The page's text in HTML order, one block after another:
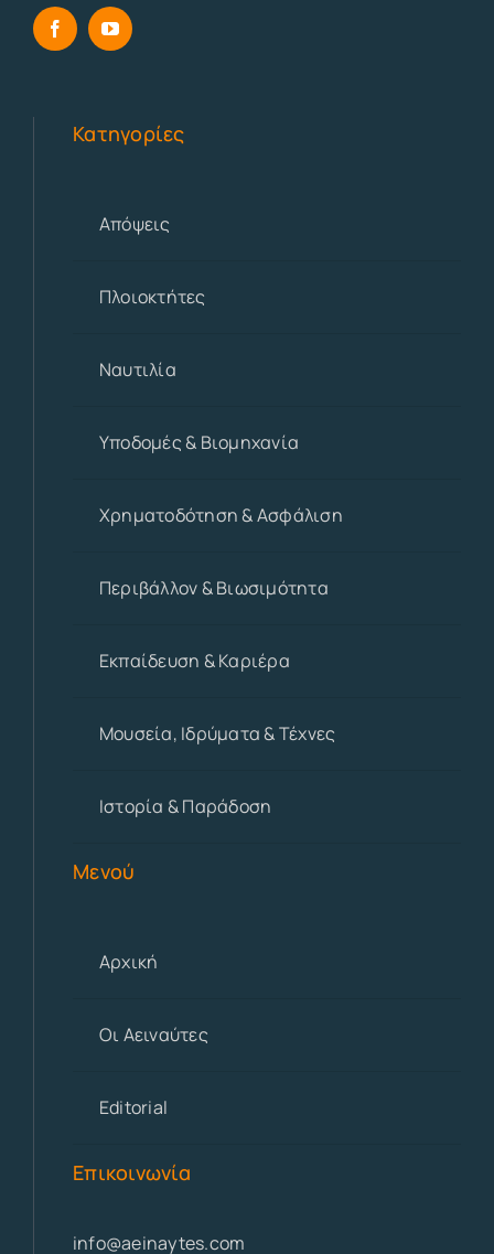
Κατηγορίες
Απόψεις
Πλοιοκτήτες
Ναυτιλία
Υποδομές & Βιομηχανία
Χρηματοδότηση & Ασφάλιση
Περιβάλλον & Βιωσιμότητα
Εκπαίδευση & Καριέρα
Μουσεία, Ιδρύματα & Τέχνες
Ιστορία & Παράδοση
Μενού
Αρχική
Οι Αειναύτες
Editorial
Επικοινωνία
info@aeinaytes.com